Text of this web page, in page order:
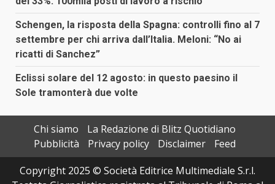
Schengen, la risposta della Spagna: controlli fino al 7
settembre per chi arriva dall’Italia. Meloni: “No ai
ricatti di Sanchez”
Eclissi solare del 12 agosto: in questo paesino il
Sole tramonterà due volte
Chi siamo
La Redazione di Blitz Quotidiano
Pubblicità
Privacy policy Disclaimer
Feed
Copyright 2025 © Società Editrice Multimediale S.r.l.